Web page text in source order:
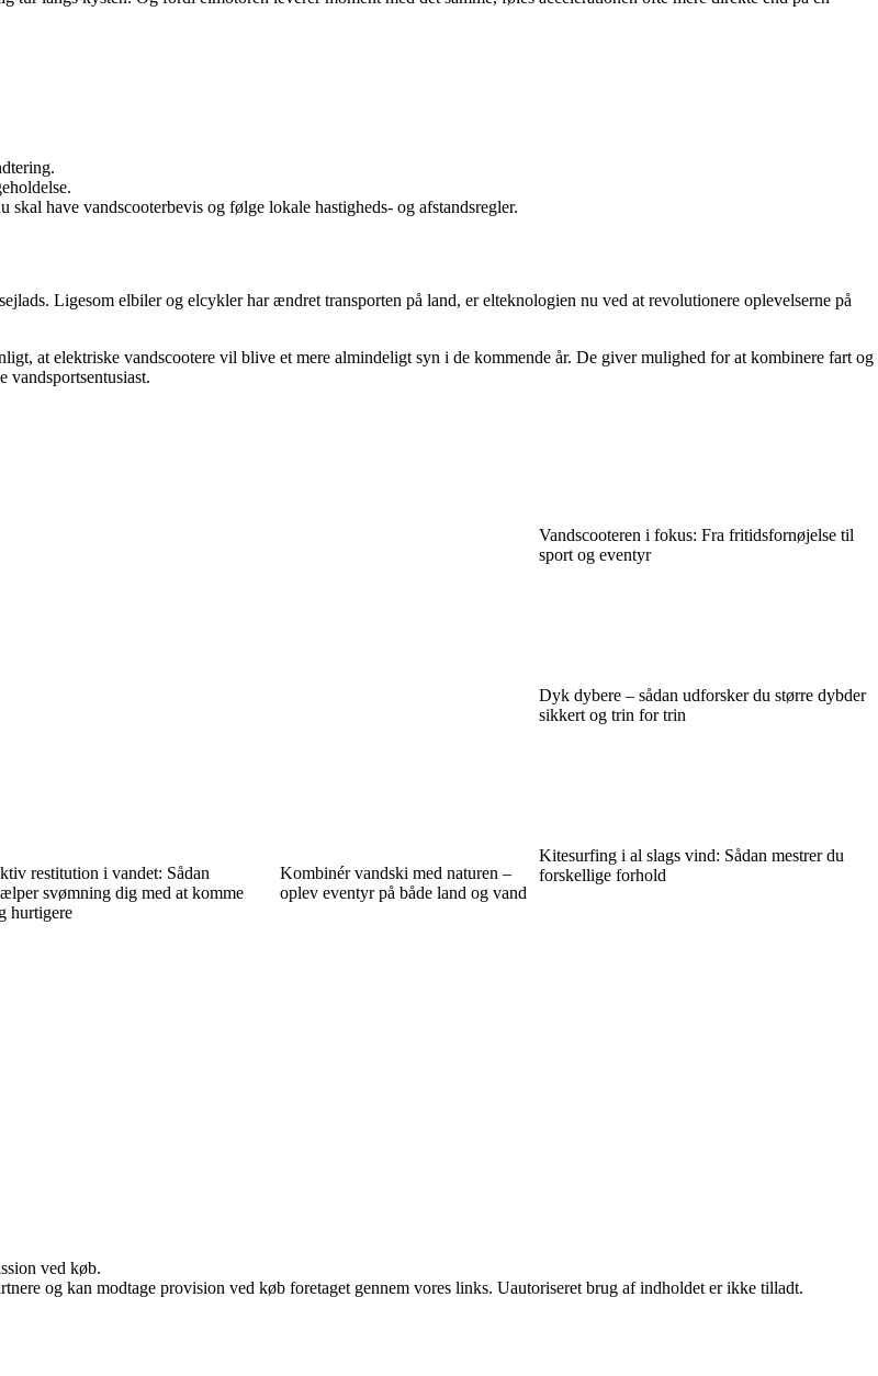
have vandscooterbevis og følge lokale hastigheds- og afstandsregler.
Ligesom elbiler og elcykler har ændret transporten på land, er elteknologien nu ved at revolutionere oplevelserne på
at elektriske vandscootere vil blive et mere almindeligt syn i de kommende år. De giver mulighed for at kombinere fart og
restitution i vandet: Sådan
svømning dig med at komme
hurtigere
Kombinér vandski med naturen –
oplev eventyr på både land og vand
Vandscooteren i fokus: Fra fritidsfornøjelse til
sport og eventyr
Dyk dybere – sådan udforsker du større dybder
sikkert og trin for trin
Kitesurfing i al slags vind: Sådan mestrer du
forskellige forhold
ved køb.
og kan modtage provision ved køb foretaget gennem vores links. Uautoriseret brug af indholdet er ikke tilladt.